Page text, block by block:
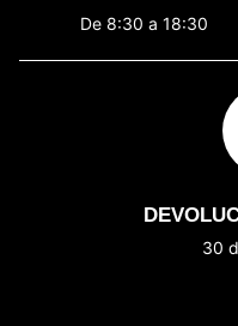
De 8:30 a 18:30
30